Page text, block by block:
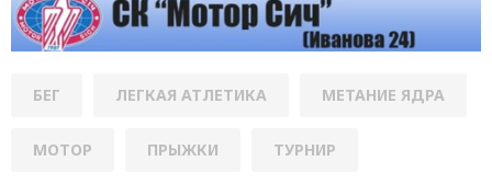
БЕГ ЛЕГКАЯ АТЛЕТИКА МЕТАНИЕ ЯДРА
МОТОР ПРЫЖКИ ТУРНИР